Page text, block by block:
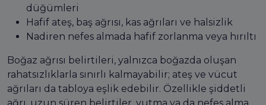
düğümleri
Hafif ateş, baş ağrısı, kas ağrıları ve halsizlik
Nadiren nefes almada hafif zorlanma veya hırıltı
Boğaz ağrısı belirtileri, yalnızca boğazda oluşan
rahatsızlıklarla sınırlı kalmayabilir; ateş ve vücut
ağrıları da tabloya eşlik edebilir. Özellikle şiddetli